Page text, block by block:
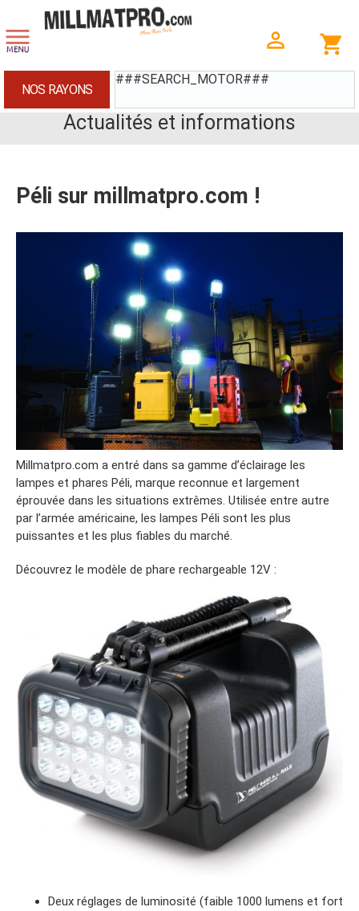
###SEARCH_MOTOR###
NOS RAYONS
Actualités et informations
Péli sur millmatpro.com !
Millmatpro.com a entré dans sa gamme d’éclairage les
lampes et phares Péli, marque reconnue et largement
éprouvée dans les situations extrêmes. Utilisée entre autre
par l’armée américaine, les lampes Péli sont les plus
puissantes et les plus fiables du marché.
Découvrez le modèle de phare rechargeable 12V :
Deux réglages de luminosité (faible 1000 lumens et fort